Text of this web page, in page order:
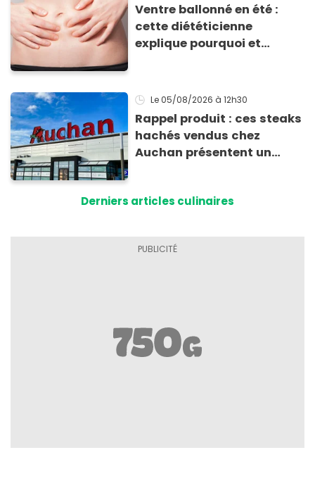
Ventre ballonné en été :
cette diététicienne
explique pourquoi et
Le 05/08/2026 à 12h30
Rappel produit : ces steaks
hachés vendus chez
Auchan présentent un
Derniers articles culinaires